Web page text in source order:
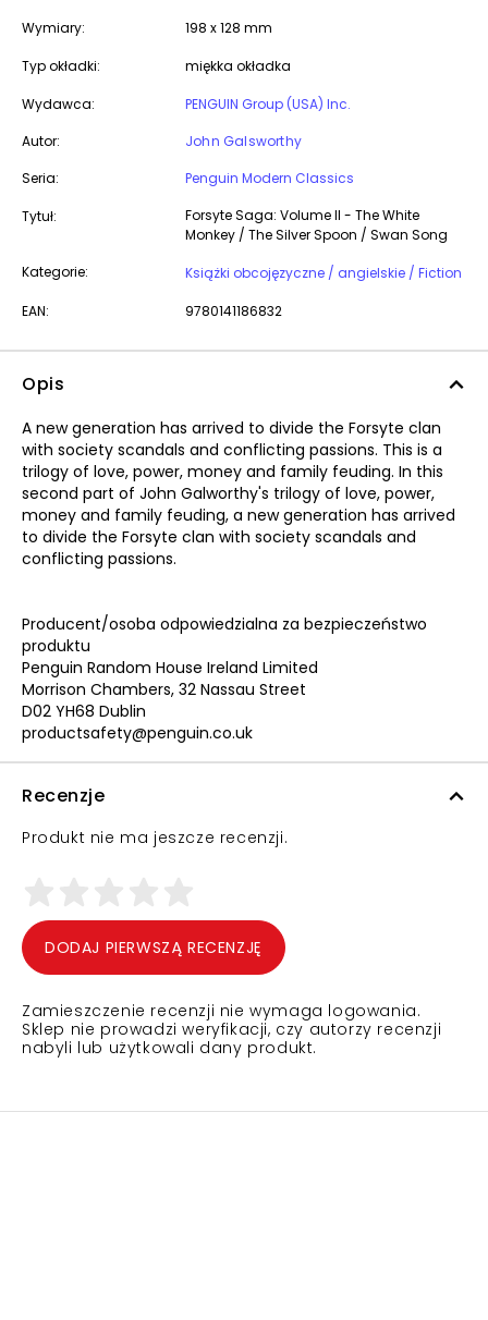
Wymiary: 198 x 128 mm
Typ okładki: miękka okładka
Wydawca:
PENGUIN Group (USA) Inc.
Autor:
John Galsworthy
Seria:
Penguin Modern Classics
Tytuł:
Forsyte Saga: Volume II - The White
Monkey / The Silver Spoon / Swan Song
Kategorie:
Książki obcojęzyczne / angielskie / Fiction
EAN: 9780141186832
Opis
A new generation has arrived to divide the Forsyte clan
with society scandals and conflicting passions. This is a
trilogy of love, power, money and family feuding. In this
second part of John Galworthy's trilogy of love, power,
money and family feuding, a new generation has arrived
to divide the Forsyte clan with society scandals and
conflicting passions.
Producent/osoba odpowiedzialna za bezpieczeństwo
produktu
Penguin Random House Ireland Limited
Morrison Chambers, 32 Nassau Street
D02 YH68 Dublin
productsafety@penguin.co.uk
Recenzje
Produkt nie ma jeszcze recenzji.
DODAJ PIERWSZĄ RECENZJĘ
Zamieszczenie recenzji nie wymaga logowania.
Sklep nie prowadzi weryfikacji, czy autorzy recenzji
nabyli lub użytkowali dany produkt.